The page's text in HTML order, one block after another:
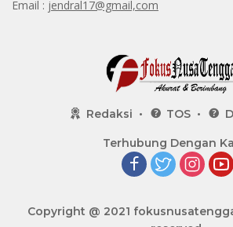
Email : jendral17@gmail,com
Redaksi TOS
Terhubung Dengan
Copyright @ 2021